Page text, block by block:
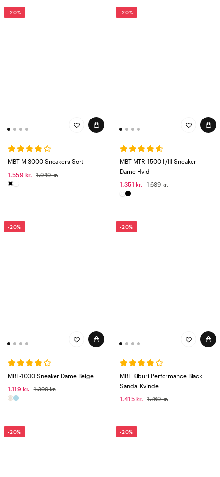
-20%
MBT M-3000 Sneakers Sort
1.559 kr.
1.949 kr.
-20%
MBT MTR-1500 II/III Sneaker
Dame Hvid
1.351 kr.
1.689 kr.
-20%
MBT-1000 Sneaker Dame Beige
1.119 kr.
1.399 kr.
-20%
MBT Kiburi Performance Black
Sandal Kvinde
1.415 kr.
1.769 kr.
-20% -20%